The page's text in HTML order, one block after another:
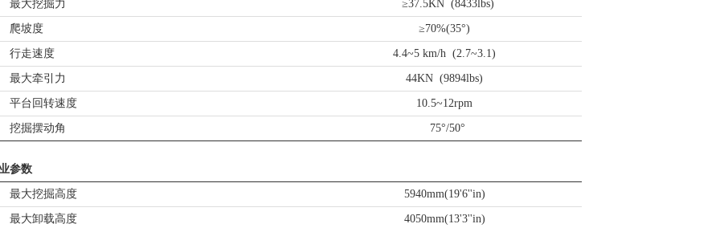
最大挖掘力 ≥37.5KN (8433lbs)
爬坡度 ≥70%(35°)
行走速度 4.4~5 km/h (2.7~3.1)
最大牵引力 44KN (9894lbs)
平台回转速度 10.5~12rpm
挖掘摆动角 75°/50°
参数
最大挖掘高度 5940mm(19'6''in)
最大卸载高度 4050mm(13'3''in)